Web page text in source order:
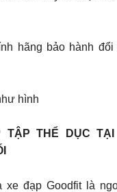
hãng bảo hành
hình
THỂ DỤC TẠI
xe đạp Goodfit là